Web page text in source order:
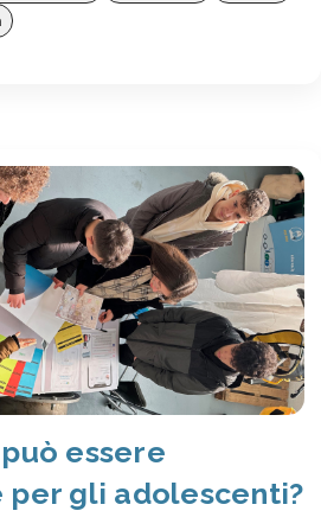
essere
gli adolescenti?